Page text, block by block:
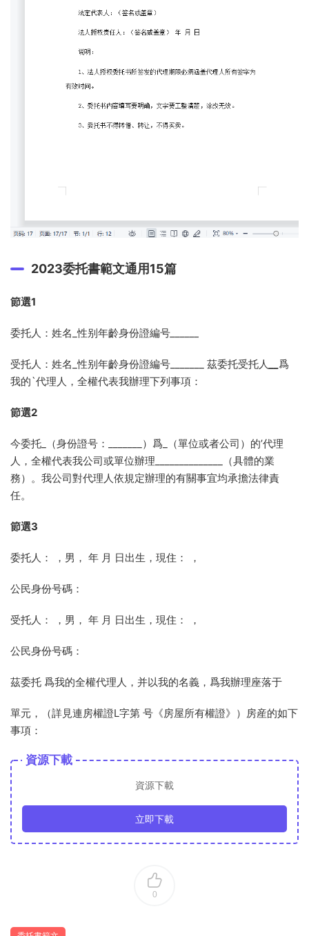
2023委托書範文通用15篇
節選1
委托人：姓名_性别年齡身份證編号
受托人：姓名_性别年齡身份證編号_______ 茲委托受托人
爲
我的`代理人，全權代表我辦理下列事項：
節選2
今委托_（身份證号：_______）爲_（單位或者公司）的’代理
人，全權代表我公司或單位辦理______________（具體的業
務）。我公司對代理人依規定辦理的有關事宜均承擔法律責
任。
節選3
委托人： ，男， 年 月 日出生，現住： ，
公民身份号碼：
受托人： ，男， 年 月 日出生，現住： ，
公民身份号碼：
茲委托 爲我的全權代理人，并以我的名義，爲我辦理座落于
單元，（詳見連房權證L字第 号《房屋所有權證》）房産的如下
事項：
資源下載
資源下載
立即下載
0